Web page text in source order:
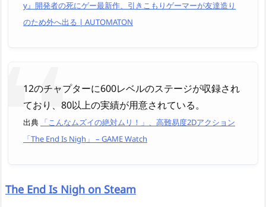
y』開発者の死にゲー最新作、引きこもりゲーマーが友達造り
のため外へ出る | AUTOMATON
12のチャプターに600レベルのステージが収録され
ており、80以上の実績が用意されている。
出典 「こんなムズイの絶対ムリ！」、高難易度2Dアクション
「The End Is Nigh」 – GAME Watch
The End Is Nigh on Steam